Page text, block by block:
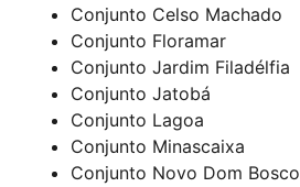
Conjunto Celso Machado
Conjunto Floramar
Conjunto Jardim Filadélfia
Conjunto Jatobá
Conjunto Lagoa
Conjunto Minascaixa
Conjunto Novo Dom Bosco